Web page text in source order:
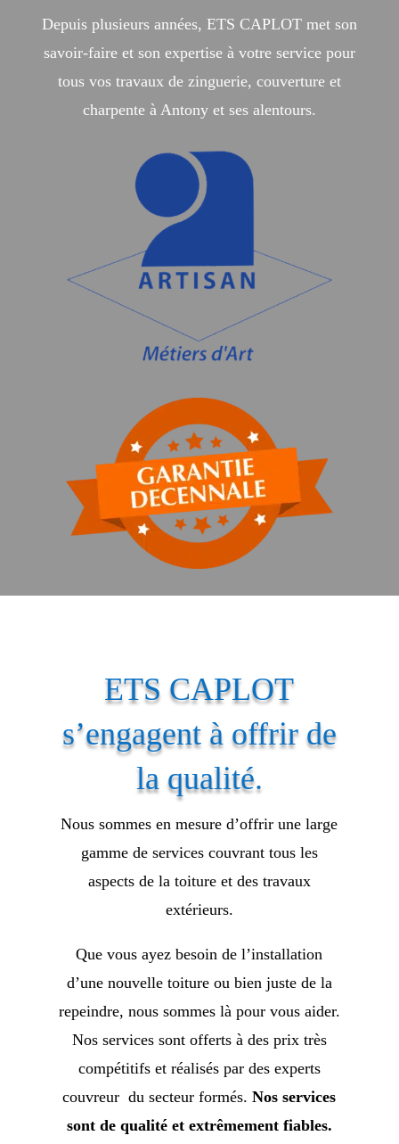
Depuis plusieurs années, ETS CAPLOT met son
savoir-faire et son expertise à votre service pour
tous vos travaux de zinguerie, couverture et
charpente à Antony et ses alentours.
ETS CAPLOT
s’engagent à offrir de
la qualité.
Nous sommes en mesure d’offrir une large
gamme de services couvrant tous les
aspects de la toiture et des travaux
extérieurs.
Que vous ayez besoin de l’installation
d’une nouvelle toiture ou bien juste de la
repeindre, nous sommes là pour vous aider.
Nos services sont offerts à des prix très
compétitifs et réalisés par des experts
couvreur du secteur formés.Nos services
sont de qualité et extrêmement fiables.